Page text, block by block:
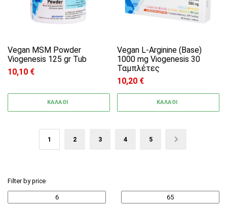
Vegan MSM Powder
Viogenesis 125 gr Tub
10,10 €
ΚΑΛΑΘΙ
Vegan L-Arginine (Base)
1000 mg Viogenesis 30
Ταμπλέτες
10,20 €
ΚΑΛΑΘΙ
1 2 3 4 5 →
Filter by price